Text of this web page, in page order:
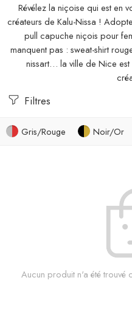
Révélez la niçoise qui est en
créateurs de Kalu-Nissa !
pull capuche niçois pour
manquent pas : sweat-shirt
nissart… la ville de Nice est
Filtres
Gris/Rouge Noir/Or
Aucun produit n'a été trouvé